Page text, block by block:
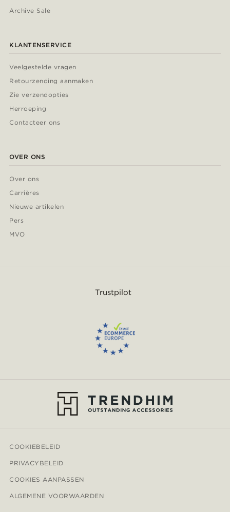
Archive Sale
KLANTENSERVICE
Veelgestelde vragen
Retourzending aanmaken
Zie verzendopties
Herroeping
Contacteer ons
OVER ONS
Over ons
Carrières
Nieuwe artikelen
Pers
MVO
Trustpilot
COOKIEBELEID
PRIVACYBELEID
COOKIES AANPASSEN
ALGEMENE VOORWAARDEN